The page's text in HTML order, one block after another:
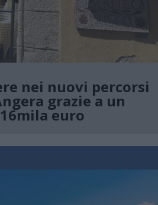
nei nuovi percorsi
grazie a un
euro